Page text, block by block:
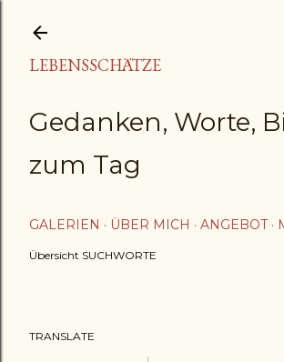
LEBENSSCHÄTZE
Gedanken, Worte,
zum Tag
GALERIEN ÜBER MICH ANGEBOT
Übersicht SUCHWORTE
TRANSLATE